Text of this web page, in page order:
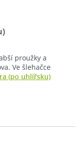
proužky a
Ve šlehačce
(po uhlířsku)